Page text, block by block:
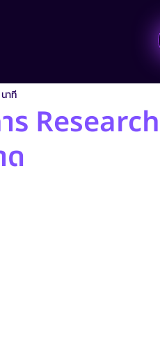
E-commerce
ร
ด
าที